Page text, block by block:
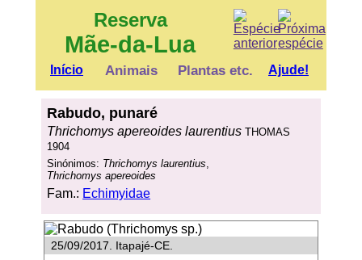
Reserva
Mãe-da-Lua
Início Animais Plantas etc. Ajude!
Rabudo, punaré
Thrichomys apereoides laurentiusTHOMAS
1904
Sinónimos: Thrichomys laurentius
Thrichomys apereoides
Fam.: Echimyidae
25/09/2017. Itapajé-CE.